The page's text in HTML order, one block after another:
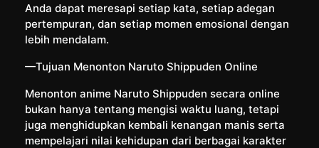
Anda dapat meresapi setiap kata, setiap adegan
pertempuran, dan setiap momen emosional dengan
lebih mendalam.
—Tujuan Menonton Naruto Shippuden Online
Menonton anime Naruto Shippuden secara online
bukan hanya tentang mengisi waktu luang, tetapi
juga menghidupkan kembali kenangan manis serta
mempelajari nilai kehidupan dari berbagai karakter